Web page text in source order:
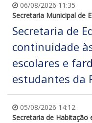
06/08/2026 11:35
Secretaria Municipal de
Secretaria de
continuidade
escolares e
estudantes da
05/08/2026 14:12
Secretaria de Habitação